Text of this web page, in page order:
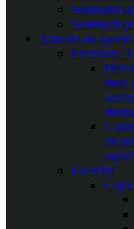
Seminarii
Seminarii
Articole de
Premium /
mare
un
Exerciții